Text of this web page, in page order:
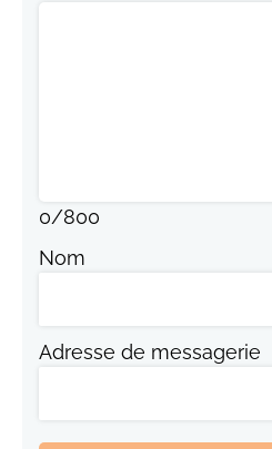
0/800
Nom
Adresse de messagerie